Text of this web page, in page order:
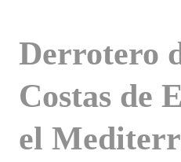
Derrotero
Costas de
el